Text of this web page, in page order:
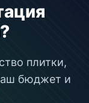
плитки,
бюджет и